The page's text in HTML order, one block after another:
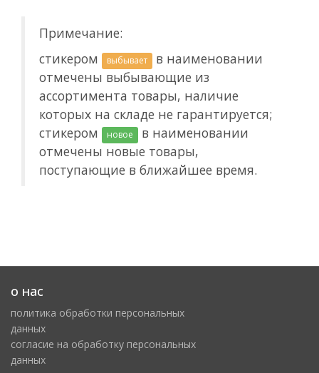
Примечание:
стикером
выбывает
в наименовании
отмечены выбывающие из
ассортимента товары, наличие
которых на складе не гарантируется;
стикером
новое
в наименовании
отмечены новые товары,
поступающие в ближайшее время.
о нас
политика обработки персональных
данных
cогласие на обработку персональных
данных